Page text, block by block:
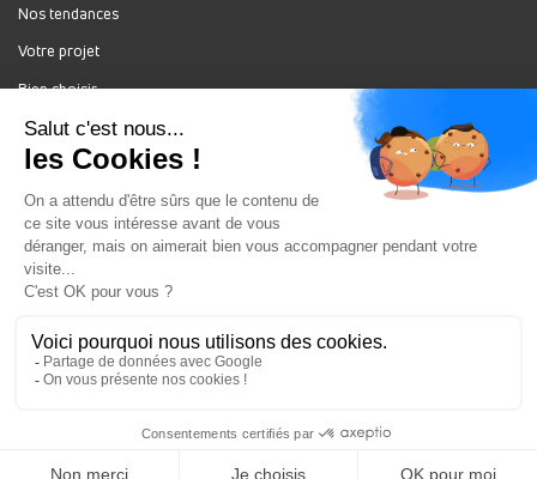
Nos tendances
Votre projet
Bien choisir
Forum Au Fil du Bain
Nos produits
Gestion des cookies
Mentions légales